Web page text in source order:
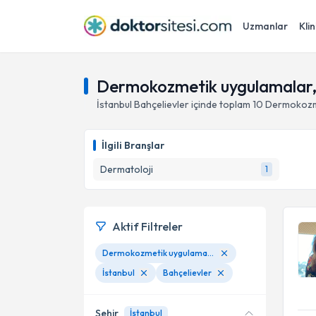
Uzmanlar
Dermokozmetik
İstanbul Bahçelievleriçinde toplam 10
İlgili Branşlar
Dermatoloji
1
Aktif Filtreler
Dermokozmetik uygulamalar
İstanbul
Bahçelievler
Şehir İstanbul